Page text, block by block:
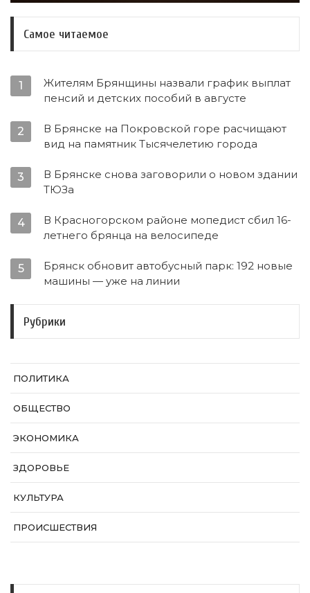
Самое читаемое
1
Жителям Брянщины назвали график выплат
пенсий и детских пособий в августе
2
В Брянске на Покровской горе расчищают
вид на памятник Тысячелетию города
3
В Брянске снова заговорили о новом здании
ТЮЗа
4
В Красногорском районе мопедист сбил 16-
летнего брянца на велосипеде
5
Брянск обновит автобусный парк: 192 новые
машины — уже на линии
Рубрики
ПОЛИТИКА
ОБЩЕСТВО
ЭКОНОМИКА
ЗДОРОВЬЕ
КУЛЬТУРА
ПРОИСШЕСТВИЯ